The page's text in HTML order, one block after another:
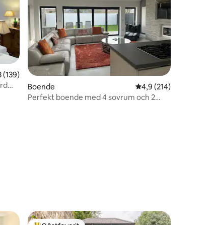
5 i genomsnittligt betyg, 139 omdömen
(139)
Boende 4,9 av 5 i
4,9 (214)
Perfekt boende med 4 sovrum och 2